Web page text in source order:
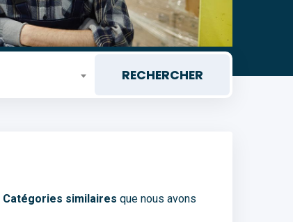
Catégories similaires que nous avons